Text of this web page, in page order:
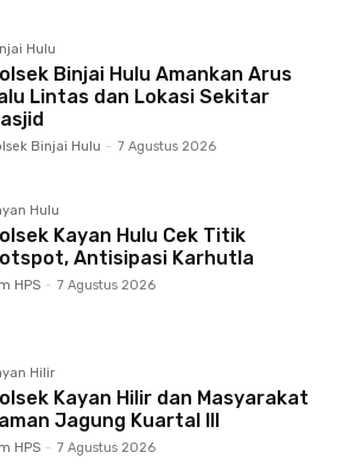
Hulu
Binjai Hulu Amankan Arus
Lintas dan Lokasi Sekitar
Binjai Hulu - 7 Agustus 2026
Hulu
Kayan Hulu Cek Titik
Antisipasi Karhutla
HPS - 7 Agustus 2026
Hilir
Kayan Hilir dan Masyarakat
Jagung Kuartal III
HPS - 7 Agustus 2026